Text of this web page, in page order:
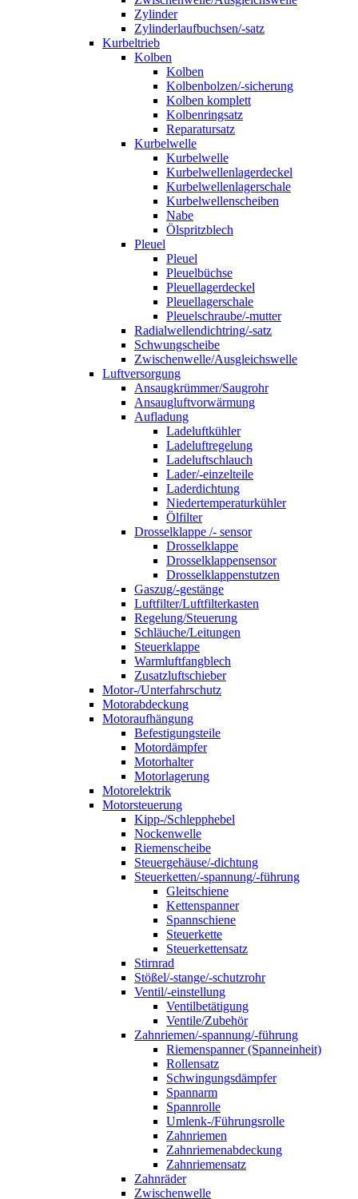
Zylinder
Zylinderlaufbuchsen/-satz
Kurbeltrieb
Kolben
Kolben
Kolbenbolzen/-sicherung
Kolben komplett
Kolbenringsatz
Reparatursatz
Kurbelwelle
Kurbelwelle
Kurbelwellenlagerdeckel
Kurbelwellenlagerschale
Kurbelwellenscheiben
Nabe
Ölspritzblech
Pleuel
Pleuel
Pleuelbüchse
Pleuellagerdeckel
Pleuellagerschale
Pleuelschraube/-mutter
Radialwellendichtring/-satz
Schwungscheibe
Zwischenwelle/Ausgleichswelle
Luftversorgung
Ansaugkrümmer/Saugrohr
Ansaugluftvorwärmung
Aufladung
Ladeluftkühler
Ladeluftregelung
Ladeluftschlauch
Lader/-einzelteile
Laderdichtung
Niedertemperaturkühler
Ölfilter
Drosselklappe /- sensor
Drosselklappe
Drosselklappensensor
Drosselklappenstutzen
Gaszug/-gestänge
Luftfilter/Luftfilterkasten
Regelung/Steuerung
Schläuche/Leitungen
Steuerklappe
Warmluftfangblech
Zusatzluftschieber
Motor-/Unterfahrschutz
Motorabdeckung
Motoraufhängung
Befestigungsteile
Motordämpfer
Motorhalter
Motorlagerung
Motorelektrik
Motorsteuerung
Kipp-/Schlepphebel
Nockenwelle
Riemenscheibe
Steuergehäuse/-dichtung
Steuerketten/-spannung/-führung
Gleitschiene
Kettenspanner
Spannschiene
Steuerkette
Steuerkettensatz
Stirnrad
Stößel/-stange/-schutzrohr
Ventil/-einstellung
Ventilbetätigung
Ventile/Zubehör
Zahnriemen/-spannung/-führung
Riemenspanner (Spanneinheit)
Rollensatz
Schwingungsdämpfer
Spannarm
Spannrolle
Umlenk-/Führungsrolle
Zahnriemen
Zahnriemenabdeckung
Zahnriemensatz
Zahnräder
Zwischenwelle